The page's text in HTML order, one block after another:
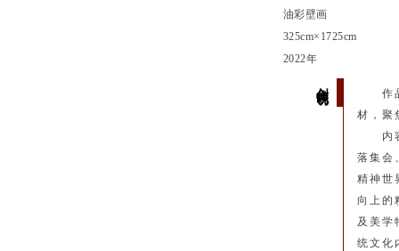
油彩壁画
325cm×1725cm
2022年
作
材，聚
内
落集会
精神世
向上的
及美学
统文化